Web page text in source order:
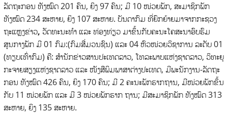
ລັດຖະກອນ ທັງໝົດ 201 ຄົນ, ຍິງ 97 ຄົນ; ມີ 10 ໜ່ວຍພັກ, ສະມາຊິກພັກ
ທັງໝົດ 234 ສະຫາຍ, ຍິງ 107 ສະຫາຍ. ບັນດາກົມ ທີ່ຍົກຍ້າຍມາຈາກກະຊວງ
ຖະແຫຼງຂ່າວ, ວັດທະນະທຳ ແລະ ທ່ອງທ່ຽວ ມາຂຶ້ນກັບຄະນະໂຄສະນາອົບຮົມ
ສູນກາງພັກມີ 01 ກົມ:(ກົມສື່ມວນຊົນ) ແລະ 04 ຫົວໜ່ວຍວິຊາການ ລະດັບ 01
(ທຽບເທົ່າກົມ) ຄື: ສຳນັກຂ່າວສານປະເທດລາວ, ໂທລະພາບແຫ່ງຊາດລາວ, ວິທະຍຸ
ກະຈາຍສຽງແຫ່ງຊາດລາວ ແລະ ໜັງສືພິມພາສາຕ່າງປະເທດ, ມີພະນັກງານ-ລັດຖະ
ກອນ ທັງໝົດ 426 ຄົນ, ຍິງ 170 ຄົນ; ມີ 2 ຄະນະພັກຮາກຖານ, ມີໜ່ວຍພັກຂຶ້ນ
ກັບ 11 ໜ່ວຍພັກ ແລະ ມີ 3 ໜ່ວຍພັກຮາກ ຖານ; ມີສະມາຊິກພັກ ທັງໝົດ 313
ສະຫາຍ, ຍິງ 135 ສະຫາຍ.